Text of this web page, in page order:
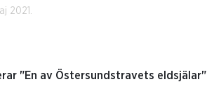
2021.
"En av Östersundstravets eldsjälar"